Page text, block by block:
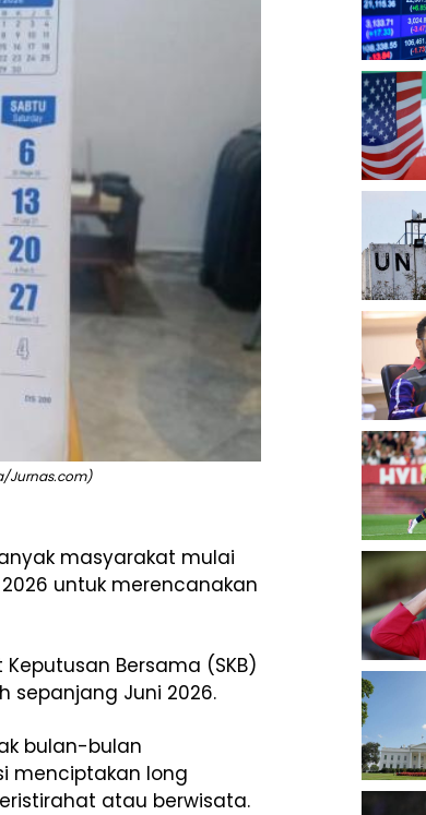
Jurnas.com)
masyarakat mulai
untuk merencanakan
Bersama (SKB)
sepanjang Juni 2026.
bulan-bulan
menciptakan long
atau berwisata.